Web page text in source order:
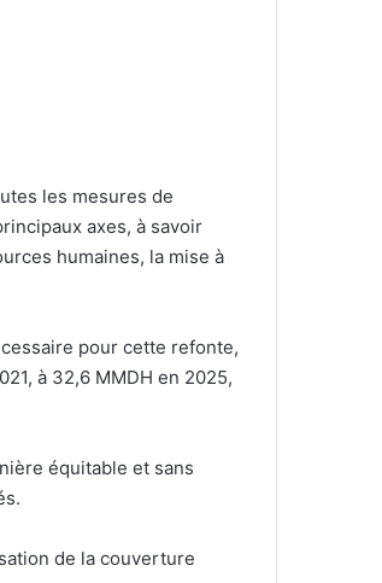
les mesures de
axes, à savoir
humaines, la mise à
pour cette refonte,
à 32,6 MMDH en 2025,
équitable et sans
de la couverture